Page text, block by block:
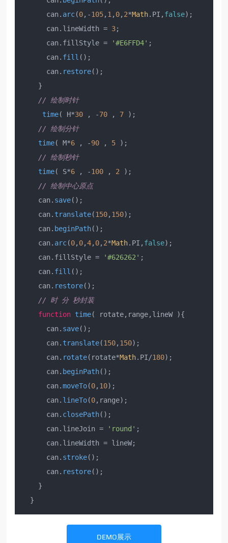
      can.
arc(0,-105, 1 , 0, 2*Math. PI , false);
      can.
lineWidth = 3;
      can.
fillStyle = '#E6FFD4' ;
      can.
fill ();
      can.
restore();
    }
// 绘制时针
time( H*30 , -70 , 7 );
// 绘制分针
time( M*6 , -90 , 5 );
// 绘制秒针
time( S*6 , -100 , 2 );
// 绘制中心原点
    can.
save();
    can.
translate(150, 150);
    can.
beginPath();
    can.
arc(0, 0,4, 0, 2*Math. PI , false);
    can.
fillStyle = '#626262' ;
    can.
fill ();
    can.
restore();
// 时 分 秒封装
function time( rotate,range,lineW ){
      can.
save();
      can.
translate(150, 150);
      can.
rotate(rotate*Math. PI/180);
      can.
beginPath();
      can.
moveTo(0, 10);
      can.
lineTo(0,range);
      can.
closePath();
      can.
lineJoin = 'round' ;
      can.
lineWidth = lineW;
      can.
stroke();
      can.
restore();
    }
DEMO展示